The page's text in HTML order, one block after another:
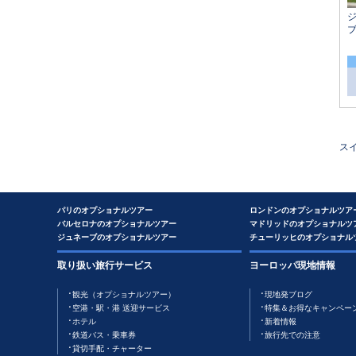
ス
パリのオプショナルツアー
バルセロナのオプショナルツアー
ジュネーブのオプショナルツアー
ロンドンのオプショナルツア
マドリッドのオプショナルツ
チューリッヒのオプショナル
取り扱い旅行サービス
観光（オプショナルツアー）
空港・駅・港 送迎サービス
ホテル
鉄道バス・乗車券
貸切手配・チャーター
ヨーロッパ現地情報
現地発ブログ
特集＆お得なキャンペー
新着情報
旅行先での注意